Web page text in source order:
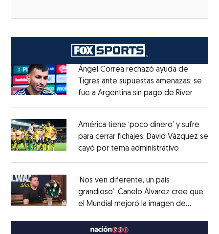
Ángel Correa rechazó ayuda de
Tigres ante supuestas amenazas; se
fue a Argentina sin pago de RiverOpens
América tiene ‘poco dinero’ y sufre
para cerrar fichajes: David Vázquez se
cayó por tema administrativo
‘Nos ven diferente, un país
grandioso’: Canelo Álvarez cree que
el Mundial mejoró la imagen de
MéxicoOpens in new window